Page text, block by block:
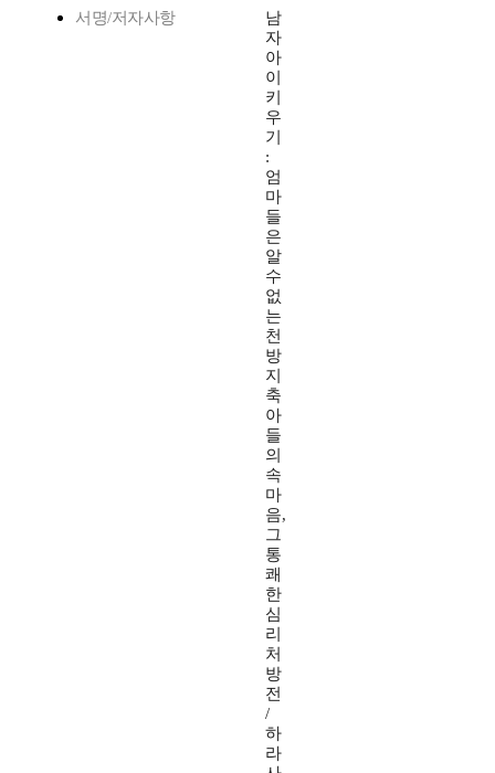
서명/저자사항
남
자
아
이
키
우
기
:
엄
마
들
은
알
수
없
는
천
방
지
축
아
들
의
속
마
음,
그
통
쾌
한
심
리
처
방
전
/
하
라